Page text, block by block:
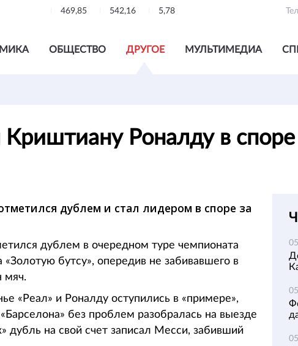
469,85 542,16 5,78
ОБЩЕСТВО ДРУГОЕ МУЛЬТИМЕДИА
Роналду в споре
дублем и стал лидером в споре за
дублем в очередном туре чемпионата
бутсу», опередив не забивавшего в
мяч.
«Реал» и Роналду оступились в «примере»,
без проблем разобралась на выезде
дубль на свой счет записал Месси, забивший